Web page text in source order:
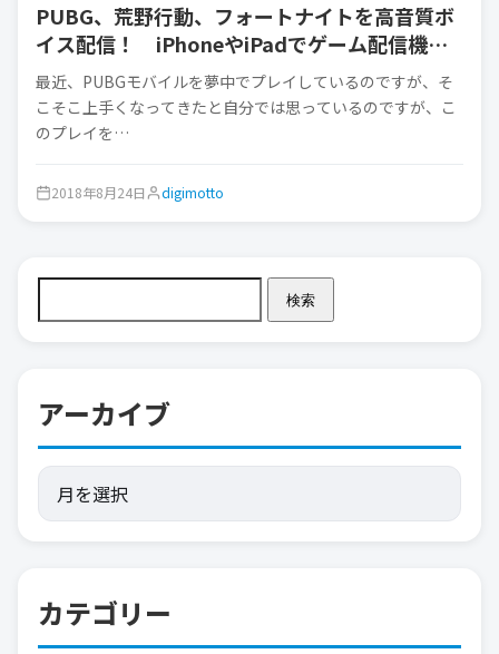
PUBG、荒野行動、フォートナイトを高音質ボ
イス配信！ iPhoneやiPadでゲーム配信機材
を揃えてみた！
最近、PUBGモバイルを夢中でプレイしているのですが、そ
こそこ上手くなってきたと自分では思っているのですが、こ
のプレイを…
2018年8月24日 digimotto
検索
アーカイブ
カテゴリー